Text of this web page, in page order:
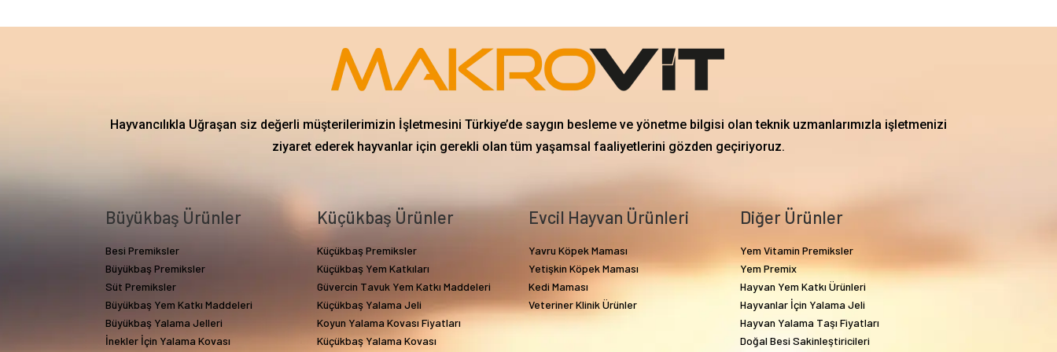
Hayvancılıkla Uğraşan siz değerli müşterilerimizin İşletmesini Türkiye’de saygın besleme ve yönetme bilgisi olan teknik uzmanlarımızla işletmenizi
ziyaret ederek hayvanlar için gerekli olan tüm yaşamsal faaliyetlerini gözden geçiriyoruz.
Büyükbaş Ürünler
Besi Premiksler
Büyükbaş Premiksler
Süt Premiksler
Büyükbaş Yem Katkı Maddeleri
Büyükbaş Yalama Jelleri
İnekler İçin Yalama Kovası
Küçükbaş Ürünler
Küçükbaş Premiksler
Küçükbaş Yem Katkıları
Güvercin Tavuk Yem Katkı Maddeleri
Küçükbaş Yalama Jeli
Koyun Yalama Kovası Fiyatları
Küçükbaş Yalama Kovası
Evcil Hayvan Ürünleri
Yavru Köpek Maması
Yetişkin Köpek Maması
Kedi Maması
Veteriner Klinik Ürünler
Diğer Ürünler
Yem Vitamin Premiksler
Yem Premix
Hayvan Yem Katkı Ürünleri
Hayvanlar İçin Yalama Jeli
Hayvan Yalama Taşı Fiyatları
Doğal Besi Sakinleştiricileri